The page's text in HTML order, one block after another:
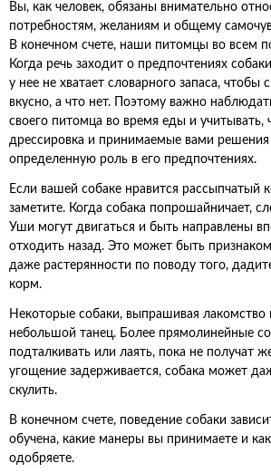
Вы, как человек, обязаны внимательно
потребностям, желаниям и общему
В конечном счете, наши питомцы во всем
Когда речь заходит о предпочтениях
у нее не хватает словарного запаса, чтобы
вкусно, а что нет. Поэтому важно
своего питомца во время еды и учитывать,
дрессировка и принимаемые вами решения
определенную роль в его предпочтениях.
Если вашей собаке нравится рассыпчатый
заметите. Когда собака попрошайничает,
Уши могут двигаться и быть направлены
отходить назад. Это может быть
даже растерянности по поводу того,
корм.
Некоторые собаки, выпрашивая лакомство
небольшой танец. Более прямолинейные
подталкивать или лаять, пока не получат
угощение задерживается, собака может
скулить.
В конечном счете, поведение собаки
обучена, какие манеры вы принимаете и
одобряете.